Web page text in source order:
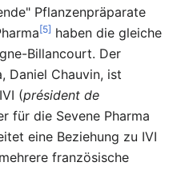
Pflanzenpräparate
[5] haben die gleiche
Billancourt. Der
Daniel Chauvin, ist
(président de
für die Sevene Pharma
eine Beziehung zu IVI
französische